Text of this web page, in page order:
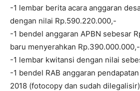
-1 lembar berita acara anggaran
dengan nilai Rp.590.220.000,-
-1 bendel anggaran APBN sebesar
baru menyerahkan Rp.390.000.000,-
-1 lembar kwitansi dengan nilai
-1 bendel RAB anggaran
2018 (fotocopy dan sudah dilegalisir)